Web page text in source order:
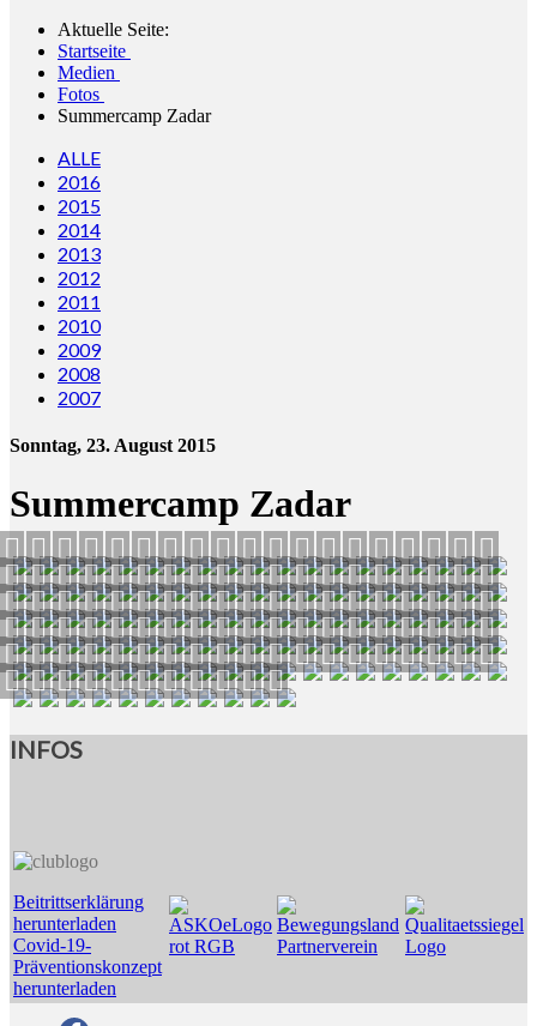
Aktuelle Seite:
Startseite
Medien
Fotos
Summercamp Zadar
ALLE
2016
2015
2014
2013
2012
2011
2010
2009
2008
2007
Sonntag, 23. August 2015
Summercamp Zadar
INFOS
Beitrittserklärung
herunterladen
Covid-19-
Präventionskonzept
herunterladen